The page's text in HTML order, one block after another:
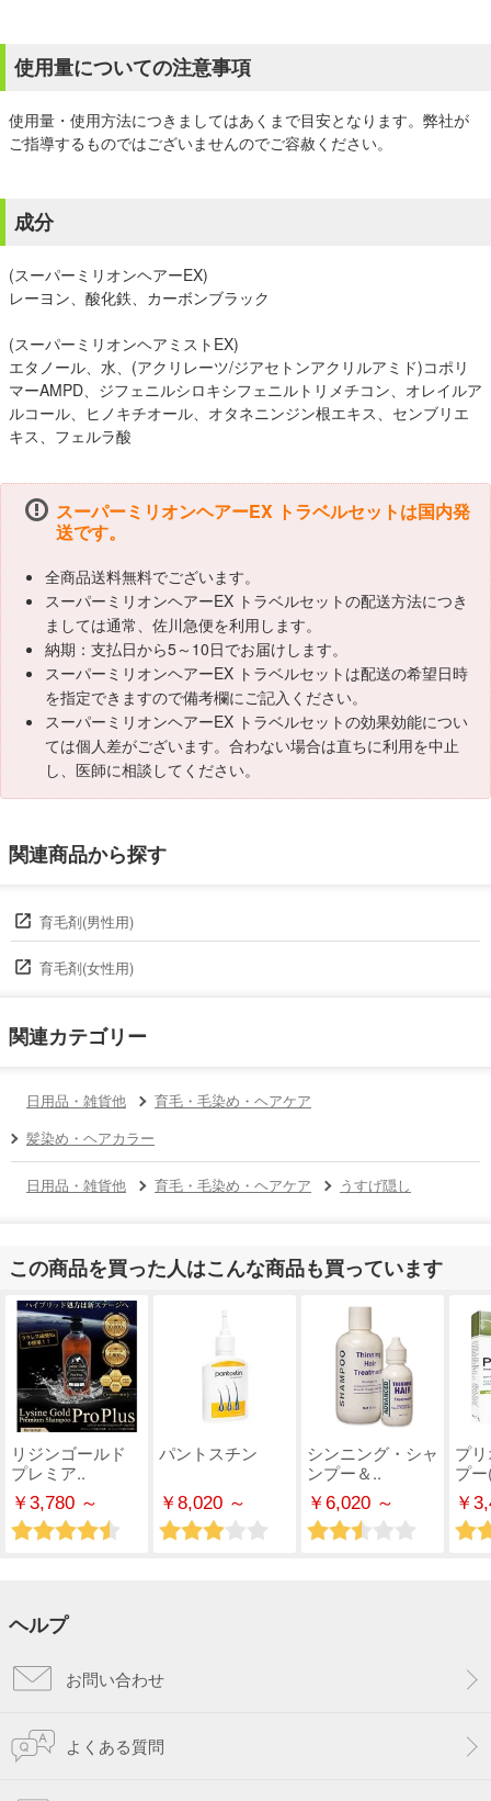
使用量についての注意事項
使用量・使用方法につきましてはあくまで目安となります。弊社が
ご指導するものではございませんのでご容赦ください。
成分
(スーパーミリオンヘアーEX)
レーヨン、酸化鉄、カーボンブラック
(スーパーミリオンヘアミストEX)
エタノール、水、(アクリレーツ/ジアセトンアクリルアミド)コポリ
マーAMPD、ジフェニルシロキシフェニルトリメチコン、オレイルア
ルコール、ヒノキチオール、オタネニンジン根エキス、センブリエ
キス、フェルラ酸
スーパーミリオンヘアーEX トラベルセットは国内発
送です。
全商品送料無料でございます。
スーパーミリオンヘアーEX トラベルセットの配送方法につき
ましては通常、佐川急便を利用します。
納期：支払日から5～10日でお届けします。
スーパーミリオンヘアーEX トラベルセットは配送の希望日時
を指定できますので備考欄にご記入ください。
スーパーミリオンヘアーEX トラベルセットの効果効能につい
ては個人差がございます。合わない場合は直ちに利用を中止
し、医師に相談してください。
関連商品から探す
育毛剤(男性用)
育毛剤(女性用)
関連カテゴリー
日用品・雑貨他
育毛・毛染め・ヘアケア
髪染め・ヘアカラー
日用品・雑貨他 育毛・毛染め・ヘアケア うすげ隠し
この商品を買った人はこんな商品も買っています
リジンゴールド
プレミア..
￥3,780 ～
パントスチン
￥8,020 ～
シンニング・シャ
ンプー＆..
￥6,020 ～
プ
プ
￥
ヘルプ
お問い合わせ
よくある質問